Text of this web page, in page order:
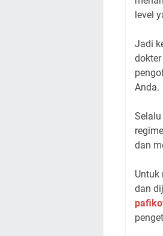
level
Jadi
Anda.
dan
Untuk
dan